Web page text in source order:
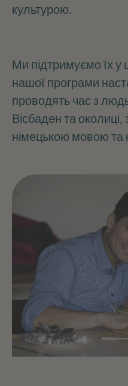
культурою.
Ми підтримуємо їх
нашої програми
проводять час з
Вісбаден та околиці,
німецькою мовою та